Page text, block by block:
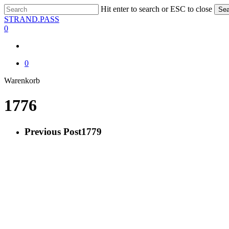
Skip
to
main
Hit enter to search or ESC to close
Close
Search
STRAND.PASS
0
0
WarenkorbClose
1776
Previous Post1779